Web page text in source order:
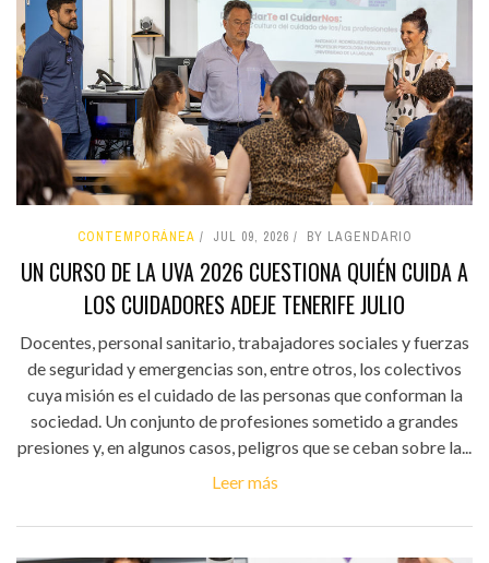
CONTEMPORÁNEA JUL 09, 2026 BY LAGENDARIO
UN CURSO DE LA UVA 2026 CUESTIONA QUIÉN CUIDA A
LOS CUIDADORES ADEJE TENERIFE JULIO
Docentes, personal sanitario, trabajadores sociales y fuerzas
de seguridad y emergencias son, entre otros, los colectivos
cuya misión es el cuidado de las personas que conforman la
sociedad. Un conjunto de profesiones sometido a grandes
presiones y, en algunos casos, peligros que se ceban sobre la...
Leer más